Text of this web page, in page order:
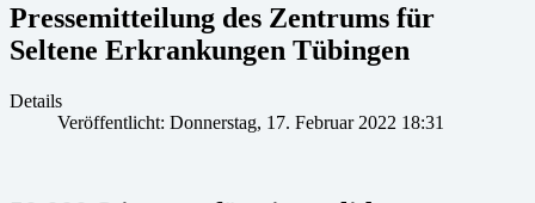
Pressemitteilung des Zentrums für
Seltene Erkrankungen Tübingen
Details
Veröffentlicht: Donnerstag, 17. Februar 2022 18:31